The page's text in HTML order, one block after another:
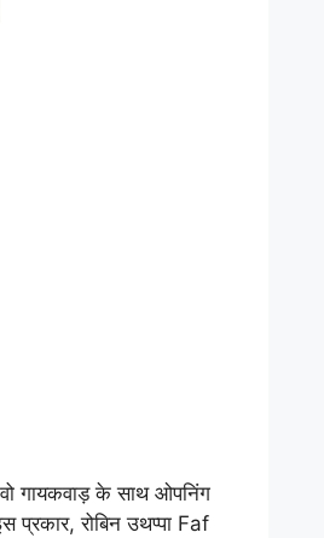
गायकवाड़ के साथ ओपनिंग
रोबिन उथप्पा Faf